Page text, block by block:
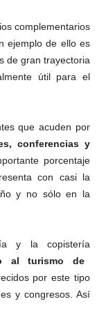
complementarios
ejemplo de ello es
de gran trayectoria
útil para el
que acuden por
conferencias y
porcentaje
con casi la
y no sólo en la
y la copistería
al turismo de
por este tipo
y congresos. Así